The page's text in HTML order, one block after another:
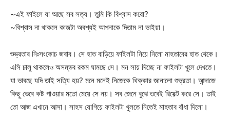
~এই ফাইলে যা আছে সব সত্য। তুমি কি বিশ্বাস করো?
~বিশ্বাস না থাকলে কাজটা অবশ্যই আপনাকে দিতাম না ভাইয়া।
শুভ্রতার নিঃসংকোচ জবাব। সে হাত বাড়িয়ে ফাইলটা নিয়ে নিলো মাহতাবের হাত থেকে।
এসি চালু থাকলেও অসম্ভব রকম ঘামছে সে। মন সায় দিচ্ছে না ফাইলটা খুলে দেখতে।
যা ভাবছে যদি তাই সত্যি হয়? মনে মনেই নিজেকে ধিক্কার জানালো শুভ্রতা। আন্দাজে
কিছু ভেবে কষ্ট পাওয়ার মতো মেয়ে সে নয়। সব জেনে বুঝে তবেই রিয়েক্ট করে সে। তাই
তো আজ এখানে আসা। সাহস যোগিয়ে ফাইলটা খুলতে নিতেই মাহতাব বাঁধা দিলো।